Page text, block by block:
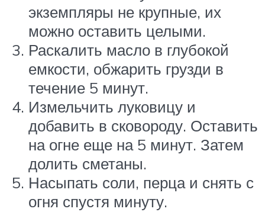
экземпляры не крупные, их
можно оставить целыми.
Раскалить масло в глубокой
емкости, обжарить грузди в
течение 5 минут.
Измельчить луковицу и
добавить в сковороду. Оставить
на огне еще на 5 минут. Затем
долить сметаны.
Насыпать соли, перца и снять с
огня спустя минуту.